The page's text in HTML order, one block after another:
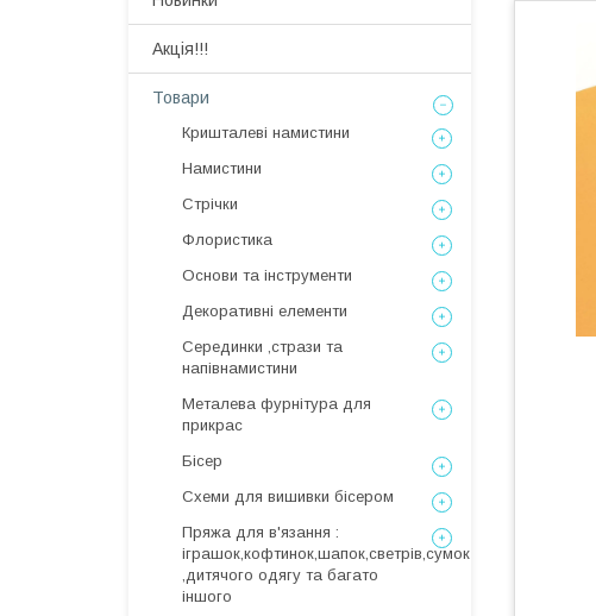
Акція!!!
Товари
Кришталеві намистини
Намистини
Стрічки
Флористика
Основи та інструменти
Декоративні елементи
Серединки ,стрази та
напівнамистини
Металева фурнітура для
прикрас
Бісер
Схеми для вишивки бісером
Пряжа для в'язання :
іграшок,кофтинок,шапок,светрів,сумок
,дитячого одягу та багато
іншого